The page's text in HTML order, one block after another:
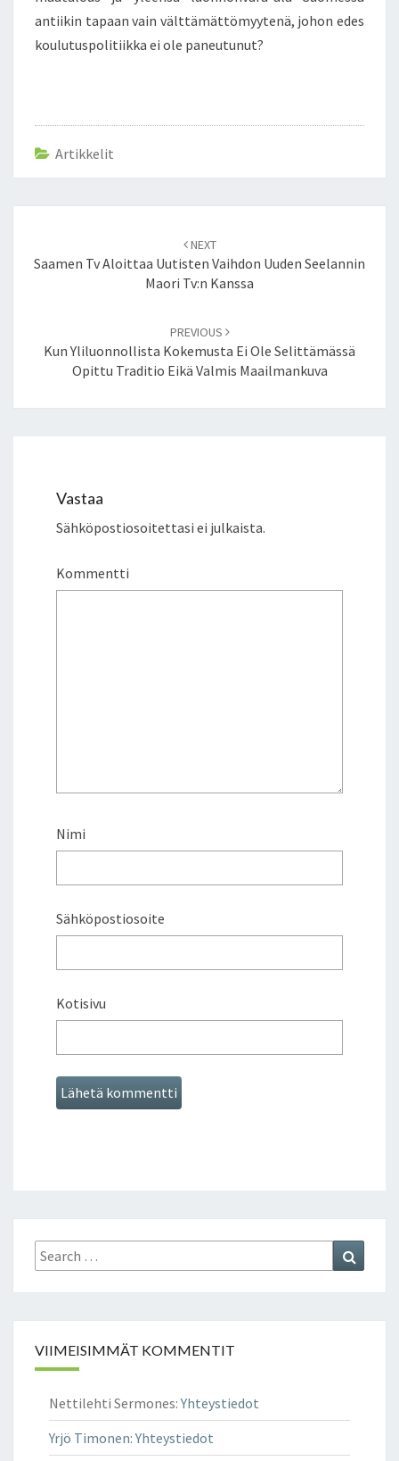
antiikin tapaan vain välttämättömyytenä, johon edes
koulutuspolitiikka ei ole paneutunut?
Artikkelit
navigation
NEXT
Saamen Tv Aloittaa Uutisten Vaihdon Uuden Seelannin
Maori Tv:n Kanssa
PREVIOUS
Kun Yliluonnollista Kokemusta Ei Ole Selittämässä
Opittu Traditio Eikä Valmis Maailmankuva
Vastaa
Sähköpostiosoitettasi ei julkaista.
Kommentti
Nimi
Sähköpostiosoite
Kotisivu
Search
for:
VIIMEISIMMÄT KOMMENTIT
Nettilehti Sermones:Yhteystiedot
Yrjö Timonen:Yhteystiedot